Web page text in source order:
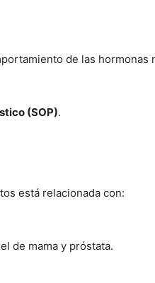
de las hormonas
(SOP).
está relacionada con:
de mama y próstata.